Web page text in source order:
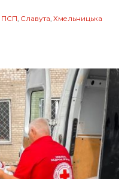
ПСП, Славута, Хмельницька